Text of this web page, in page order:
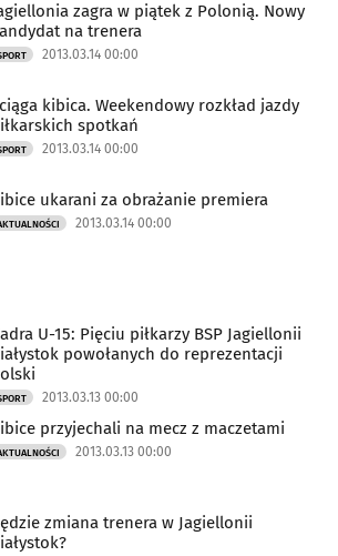
zagra w piątek z Polonią. Nowy
na trenera
2013.03.14 00:00
kibica. Weekendowy rozkład jazdy
spotkań
2013.03.14 00:00
ukarani za obrażanie premiera
2013.03.14 00:00
U-15: Pięciu piłkarzy BSP Jagiellonii
powołanych do reprezentacji
2013.03.13 00:00
przyjechali na mecz z maczetami
2013.03.13 00:00
zmiana trenera w Jagiellonii